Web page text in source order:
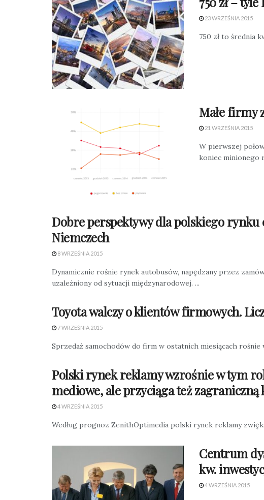
23 WRZEŚNIA 2015
750 zł to średnia
Małe firmy
21 WRZEŚNIA 2015
W pierwszej
koniec minionego
Dobre perspektywy dla polskiego rynku
Niemczech
8 WRZEŚNIA 2015
Dynamicznie rośnie rynek autobusów, napędzany przez
uzależniony od sytuacji międzynarodowej. ...
Toyota walczy o klientów firmowych.
7 WRZEŚNIA 2015
Sprzedaż samochodów do firm w ostatnich miesiącach rośnie
Polski rynek reklamy wzrośnie w tym
mediowe, ale przyciąga też
4 WRZEŚNIA 2015
Według prognoz ZenithOptimedia polski rynek reklamy
Centrum
kw.
4 WRZEŚNIA 2015